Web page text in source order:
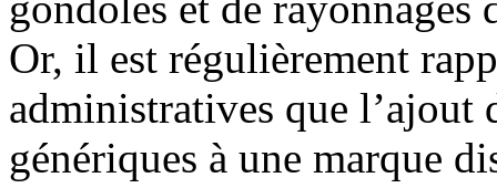
Or, il est régulièrement
administratives que l’ajout
génériques à une marque